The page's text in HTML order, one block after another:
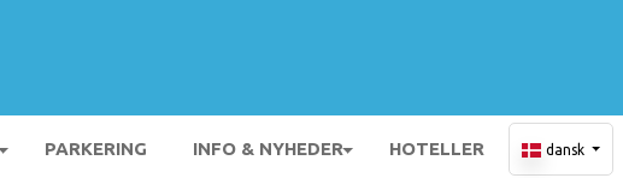
PARKERING INFO & NYHEDER HOTELLER dansk